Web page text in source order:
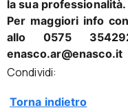
la sua professionalità.
Per maggiori info
allo 0575
enasco.ar@enasco.it
Condividi:
Torna indietro